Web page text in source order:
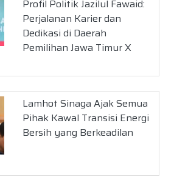
Profil Politik Jazilul Fawaid:
Perjalanan Karier dan
Dedikasi di Daerah
Pemilihan Jawa Timur X
Lamhot Sinaga Ajak Semua
Pihak Kawal Transisi Energi
Bersih yang Berkeadilan